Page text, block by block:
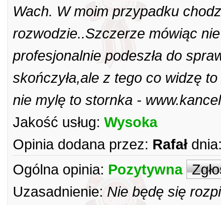
Wach. W moim przypadku
rozwodzie..Szczerze mówiąc
profesjonalnie podeszła do
skończyła,ale z tego co widzę
nie mylę to stornka -
Jakość usług: Wysoka
Opinia dodana przez: Rafał
Ogólna opinia: Pozytywna
Uzasadnienie: Nie będę się